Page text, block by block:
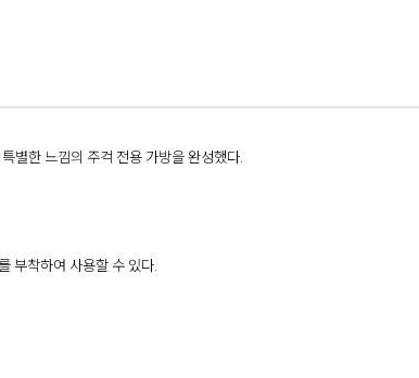
별한 느낌의 주걱 전용 가방을 완성했다.
부착하여 사용할 수 있다.